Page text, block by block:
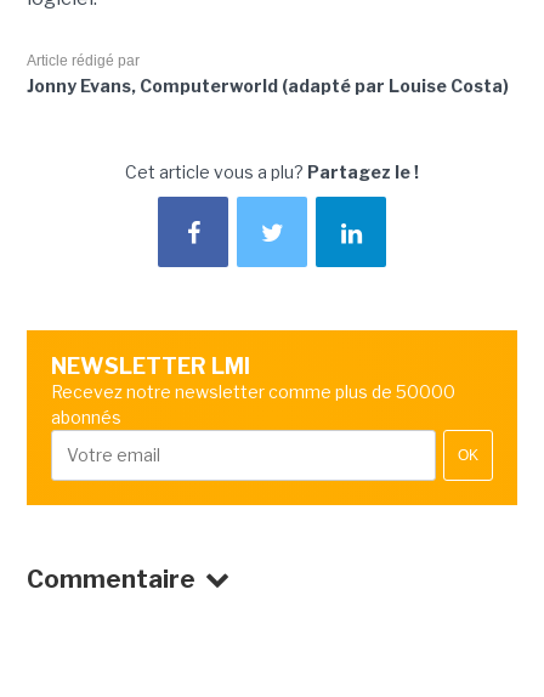
Article rédigé par
Jonny Evans, Computerworld (adapté par Louise Costa)
Cet article vous a plu? Partagez le !
NEWSLETTER LMI
Recevez notre newsletter comme plus de 50000
abonnés
OK
Commentaire